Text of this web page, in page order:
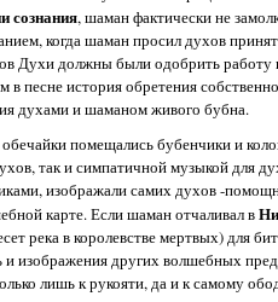
сознания, шаман фактически не
когда шаман просил духов
Духи должны были одобрить
в песне история обретения
духами и шаманом живого бубна.
помещались бубенчики и
так и симпатичной музыкой для
изображали самих духов -
карте. Если шаман отчаливал в
река в королевстве мертвых) для
и изображения других волшебных
лишь к рукояти, да и к самому